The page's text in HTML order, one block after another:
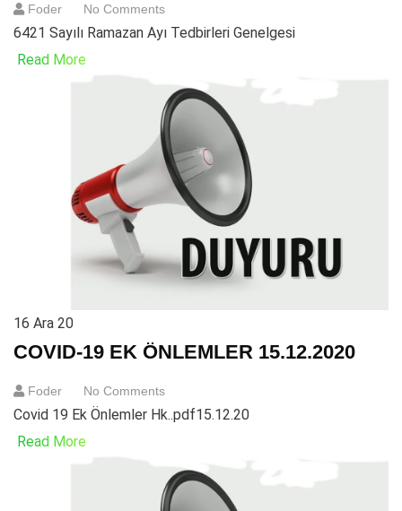
Foder No Comments
6421 Sayılı Ramazan Ayı Tedbirleri Genelgesi
Read More
16 Ara 20
COVID-19 EK ÖNLEMLER 15.12.2020
Foder No Comments
Covid 19 Ek Önlemler Hk..pdf15.12.20
Read More